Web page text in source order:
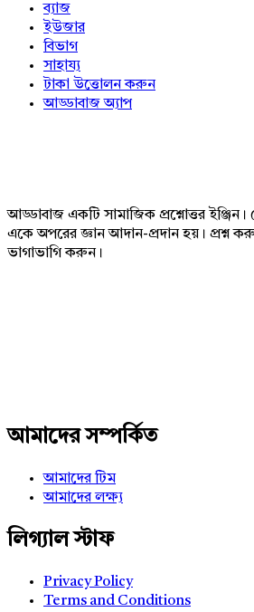
ব্যাজ
ইউজার
বিভাগ
সাহায্য
টাকা উত্তোলন করুন
আড্ডাবাজ অ্যাপ
আড্ডাবাজ একটি সামাজিক প্রশ্নোত্তর ইঞ্জিন।
একে অপরের জ্ঞান আদান-প্রদান হয়। প্রশ্ন
ভাগাভাগি করুন।
আমাদের সম্পর্কিত
আমাদের টিম
আমাদের লক্ষ্য
লিগ্যাল স্টাফ
Privacy Policy
Terms and Conditions